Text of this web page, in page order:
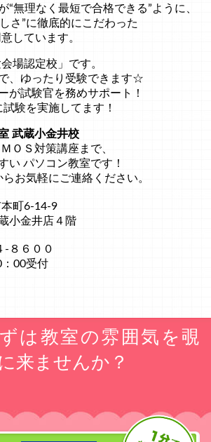
“無理なく最短で合格できる”ように、
さ”に徹底的にこだわった
しています。
場認定校」です。
、ゆったり受験できます☆
が試験官を務めサポート！
験を実施してます！
武蔵小金井校
ＯＳ対策講座まで、
い パソコン教室です！
らお気軽にご連絡ください。
町6-14-9
小金井店４階
-８６００
00受付
は教室の雰囲気を覗
来ませんか？